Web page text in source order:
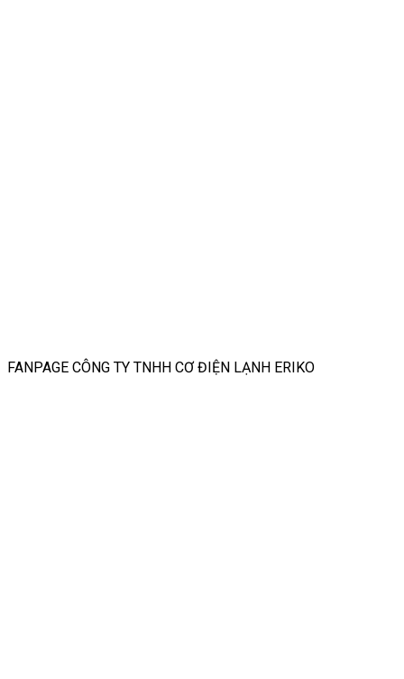
FANPAGE CÔNG TY TNHH CƠ ĐIỆN LẠNH ERIKO